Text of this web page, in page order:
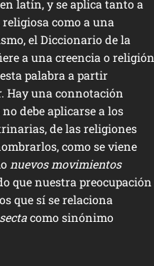
latín, y se aplica tanto a
como a una
el Diccionario de la
a una creencia o religión
palabra a partir
Hay una connotación
debe aplicarse a los
de las religiones
como se viene
nuevos movimientos
que nuestra preocupación
que sí se relaciona
sectacomo sinónimo